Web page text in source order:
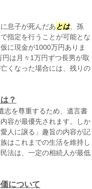
息子が死んだあとは、孫
指定を行うことが可能とな
に現金が1000万円ありま
は月々1万円ずつ長男が取
くなった場合には、残りの
？
志を尊重するため、遺言書
容が最優先されます。しか
人に譲る」趣旨の内容が記
はこれまでの生活を維持し
法は、一定の相続人が最低
について